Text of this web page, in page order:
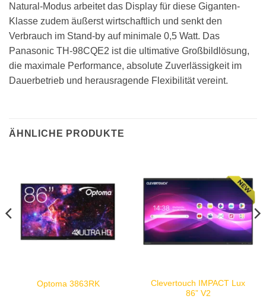
Natural-Modus arbeitet das Display für diese Giganten-
Klasse zudem äußerst wirtschaftlich und senkt den
Verbrauch im Stand-by auf minimale 0,5 Watt. Das
Panasonic TH-98CQE2 ist die ultimative Großbildlösung,
die maximale Performance, absolute Zuverlässigkeit im
Dauerbetrieb und herausragende Flexibilität vereint.
ÄHNLICHE PRODUKTE
Optoma 3863RK
Clevertouch IMPACT Lux
86” V2